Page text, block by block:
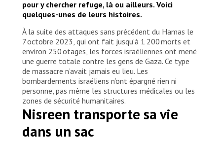
pour y chercher refuge, là ou ailleurs. Voici
quelques-unes de leurs histoires.
À la suite des attaques sans précédent du Hamas le
7 octobre 2023, qui ont fait jusqu’à 1 200 morts et
environ 250 otages, les forces israéliennes ont mené
une guerre totale contre les gens de Gaza. Ce type
de massacre n’avait jamais eu lieu. Les
bombardements israéliens n’ont épargné rien ni
personne, pas même les structures médicales ou les
zones de sécurité humanitaires.
Nisreen transporte sa vie
dans un sac